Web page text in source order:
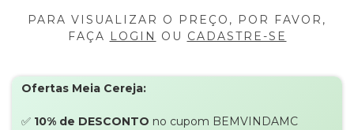
PARA VISUALIZAR O PREÇO, POR FAVOR,
FAÇA LOGIN OU CADASTRE-SE
Ofertas Meia Cereja:
✅ 10% de DESCONTO no cupom BEMVINDAMC